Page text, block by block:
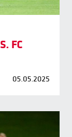
FC
05.05.2025